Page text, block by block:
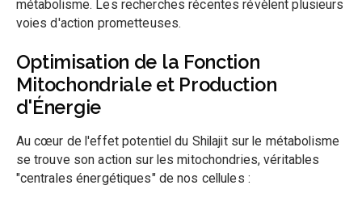
métabolisme. Les recherches récentes révèlent plusieurs
voies d'action prometteuses.
Optimisation de la Fonction
Mitochondriale et Production
d'Énergie
Au cœur de l'effet potentiel du Shilajit sur le métabolisme
se trouve son action sur les mitochondries, véritables
"centrales énergétiques" de nos cellules :